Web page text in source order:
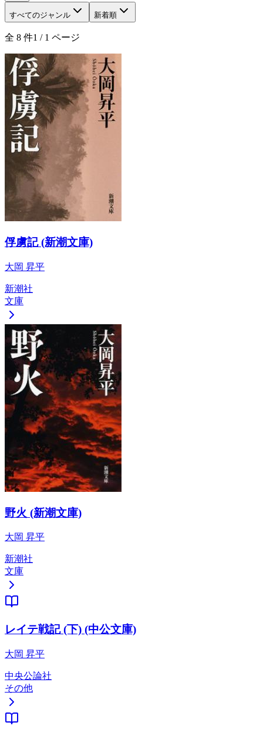
すべてのジャンル 新着順
全 8 件1 / 1 ページ
俘虜記 (新潮文庫)
大岡 昇平
新潮社
文庫
野火 (新潮文庫)
大岡 昇平
新潮社
文庫
レイテ戦記 (下) (中公文庫)
大岡 昇平
中央公論社
その他